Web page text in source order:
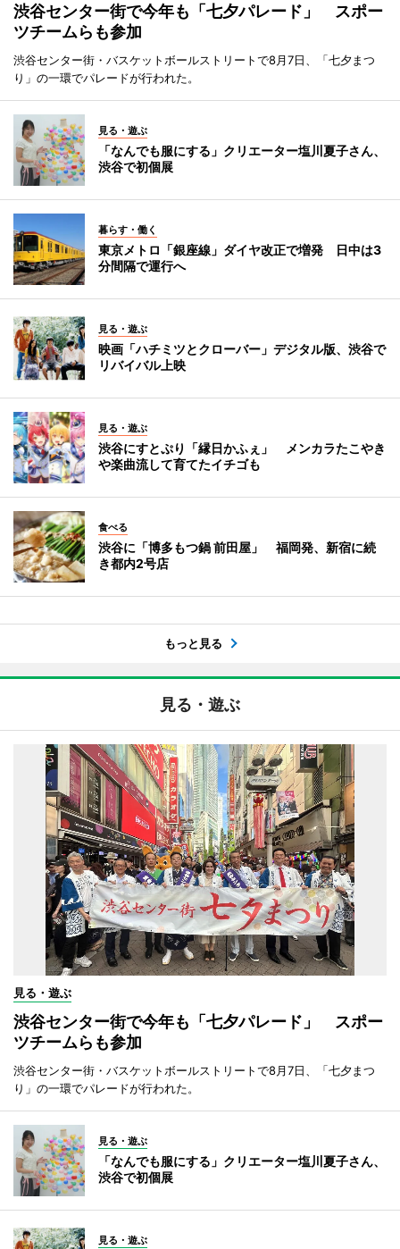
渋谷センター街で今年も「七夕パレード」 スポー
ツチームらも参加
渋谷センター街・バスケットボールストリートで8月7日、「七夕まつ
り」の一環でパレードが行われた。
見る・遊ぶ
「なんでも服にする」クリエーター塩川夏子さん、
渋谷で初個展
暮らす・働く
東京メトロ「銀座線」ダイヤ改正で増発 日中は3
分間隔で運行へ
見る・遊ぶ
映画「ハチミツとクローバー」デジタル版、渋谷で
リバイバル上映
見る・遊ぶ
渋谷にすとぷり「縁日かふぇ」 メンカラたこやき
や楽曲流して育てたイチゴも
食べる
渋谷に「博多もつ鍋 前田屋」 福岡発、新宿に続
き都内2号店
もっと見る
見る・遊ぶ
見る・遊ぶ
渋谷センター街で今年も「七夕パレード」 スポー
ツチームらも参加
渋谷センター街・バスケットボールストリートで8月7日、「七夕まつ
り」の一環でパレードが行われた。
見る・遊ぶ
「なんでも服にする」クリエーター塩川夏子さん、
渋谷で初個展
見る・遊ぶ